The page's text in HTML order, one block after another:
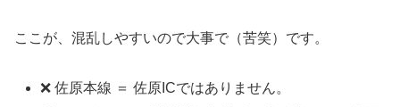
ここが、混乱しやすいので大事で（苦笑）です。
❌ 佐原本線 ＝ 佐原ICではありません。